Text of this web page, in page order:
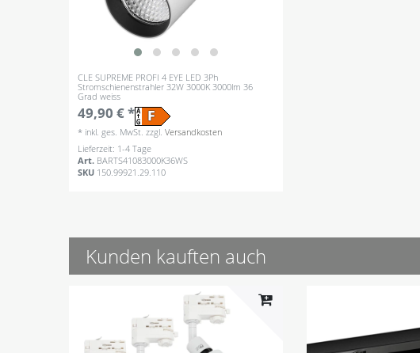
CLE SUPREME PROFI 4 EYE LED 3Ph
Stromschienenstrahler 32W 3000K 3000lm 36
Grad weiss
49,90 € *
* inkl. ges. MwSt. zzgl.Versandkosten
Lieferzeit: 1-4 Tage
Art. BARTS41083000K36WS
SKU 150.99921.29.110
Kunden kauften auch